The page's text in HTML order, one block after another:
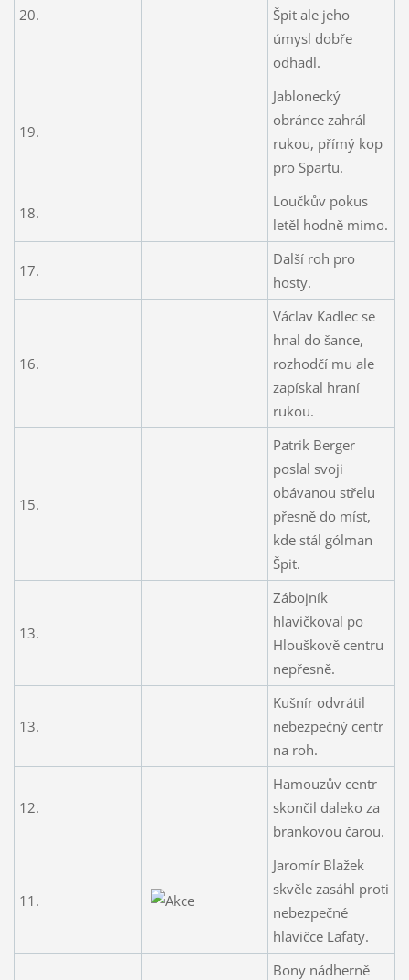
20.
Špit ale jeho
úmysl dobře
odhadl.
19.
Jablonecký
obránce zahrál
rukou, přímý kop
pro Spartu.
18.
Loučkův pokus
letěl hodně mimo.
17.
Další roh pro
hosty.
16.
Václav Kadlec se
hnal do šance,
rozhodčí mu ale
zapískal hraní
rukou.
15.
Patrik Berger
poslal svoji
obávanou střelu
přesně do míst,
kde stál gólman
Špit.
13.
Zábojník
hlavičkoval po
Hlouškově centru
nepřesně.
13.
Kušnír odvrátil
nebezpečný centr
na roh.
12.
Hamouzův centr
skončil daleko za
brankovou čarou.
11.
Jaromír Blažek
skvěle zasáhl proti
nebezpečné
hlavičce Lafaty.
Bony nádherně